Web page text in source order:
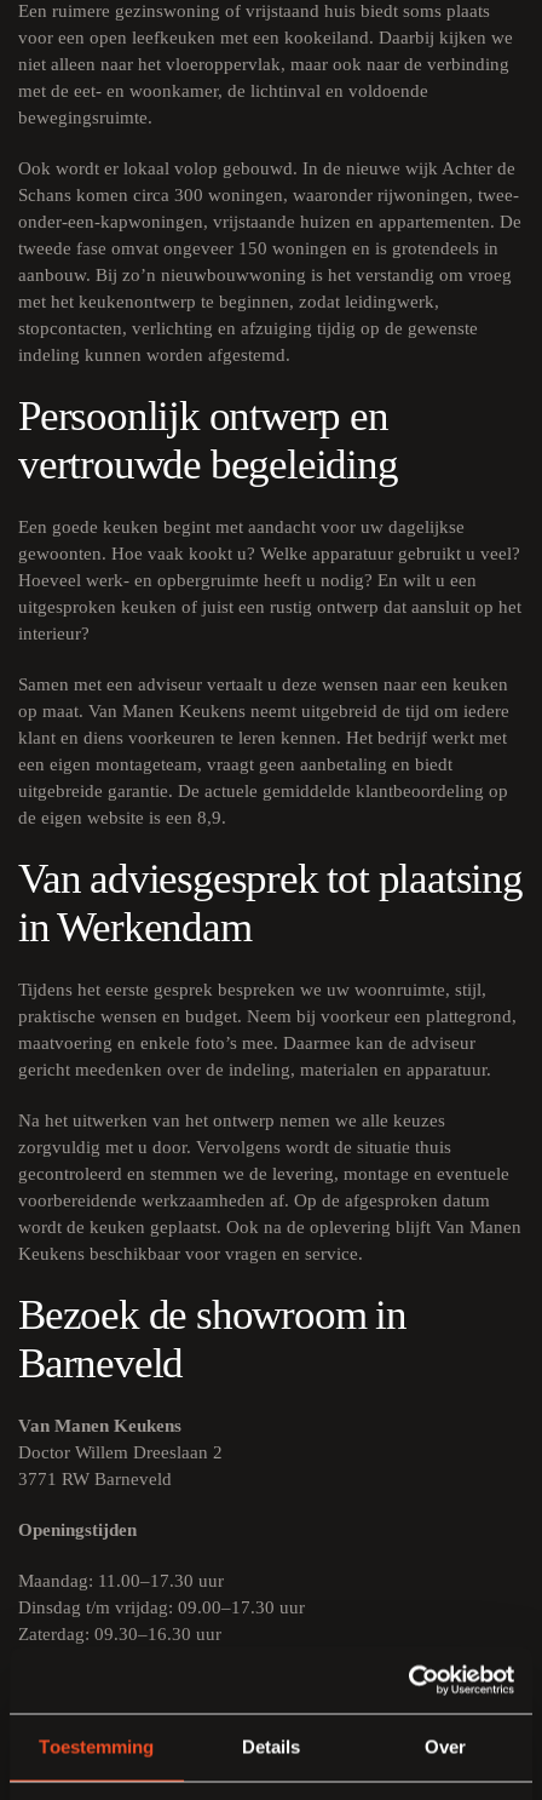
Toestemming Details Over
Een ruimere gezinswoning of vrijstaand huis biedt soms plaats
voor een open leefkeuken met een kookeiland. Daarbij kijken we
niet alleen naar het vloeroppervlak, maar ook naar de verbinding
met de eet- en woonkamer, de lichtinval en voldoende
bewegingsruimte.
Ook wordt er lokaal volop gebouwd. In de nieuwe wijk Achter de
Schans komen circa 300 woningen, waaronder rijwoningen, twee-
onder-een-kapwoningen, vrijstaande huizen en appartementen. De
tweede fase omvat ongeveer 150 woningen en is grotendeels in
aanbouw. Bij zo’n nieuwbouwwoning is het verstandig om vroeg
met het keukenontwerp te beginnen, zodat leidingwerk,
stopcontacten, verlichting en afzuiging tijdig op de gewenste
indeling kunnen worden afgestemd.
Persoonlijk ontwerp en
vertrouwde begeleiding
Een goede keuken begint met aandacht voor uw dagelijkse
gewoonten. Hoe vaak kookt u? Welke apparatuur gebruikt u veel?
Hoeveel werk- en opbergruimte heeft u nodig? En wilt u een
uitgesproken keuken of juist een rustig ontwerp dat aansluit op het
interieur?
Samen met een adviseur vertaalt u deze wensen naar een keuken
op maat. Van Manen Keukens neemt uitgebreid de tijd om iedere
klant en diens voorkeuren te leren kennen. Het bedrijf werkt met
een eigen montageteam, vraagt geen aanbetaling en biedt
uitgebreide garantie. De actuele gemiddelde klantbeoordeling op
de eigen website is een 8,9.
Van adviesgesprek tot plaatsing
in Werkendam
Tijdens het eerste gesprek bespreken we uw woonruimte, stijl,
praktische wensen en budget. Neem bij voorkeur een plattegrond,
maatvoering en enkele foto’s mee. Daarmee kan de adviseur
gericht meedenken over de indeling, materialen en apparatuur.
Na het uitwerken van het ontwerp nemen we alle keuzes
zorgvuldig met u door. Vervolgens wordt de situatie thuis
gecontroleerd en stemmen we de levering, montage en eventuele
voorbereidende werkzaamheden af. Op de afgesproken datum
wordt de keuken geplaatst. Ook na de oplevering blijft Van Manen
Keukens beschikbaar voor vragen en service.
Bezoek de showroom in
Barneveld
Van Manen Keukens
Doctor Willem Dreeslaan 2
3771 RW Barneveld
Openingstijden
Maandag: 11.00–17.30 uur
Dinsdag t/m vrijdag: 09.00–17.30 uur
Zaterdag: 09.30–16.30 uur
U kunt vrijblijvend rondkijken. Voor een uitgebreid
ontwerpgesprek raden we aan vooraf een afspraak te maken, zodat